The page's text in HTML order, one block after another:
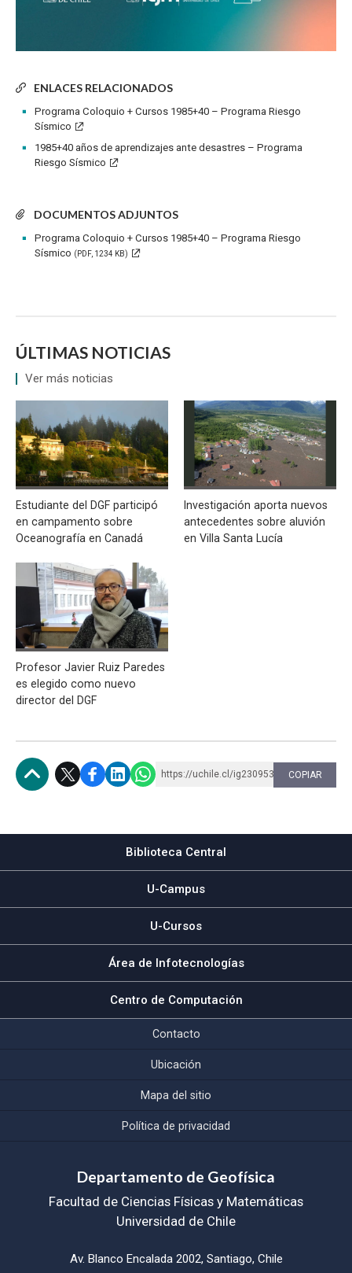
ENLACES RELACIONADOS
Programa Coloquio + Cursos 1985+40 – Programa Riesgo
Sísmico
1985+40 años de aprendizajes ante desastres – Programa
Riesgo Sísmico
DOCUMENTOS ADJUNTOS
Programa Coloquio + Cursos 1985+40 – Programa Riesgo
Sísmico (PDF, 1234 KB)
ÚLTIMAS NOTICIAS
Ver más noticias
Estudiante del DGF participó
en campamento sobre
Oceanografía en Canadá
Investigación aporta nuevos
antecedentes sobre aluvión
en Villa Santa Lucía
Profesor Javier Ruiz Paredes
es elegido como nuevo
director del DGF
https://uchile.cl/ig230953 COPIAR
Biblioteca Central
U-Campus
U-Cursos
Área de Infotecnologías
Centro de Computación
Contacto
Ubicación
Mapa del sitio
Política de privacidad
Departamento de Geofísica
Facultad de Ciencias Físicas y Matemáticas
Universidad de Chile
Av. Blanco Encalada 2002, Santiago, Chile